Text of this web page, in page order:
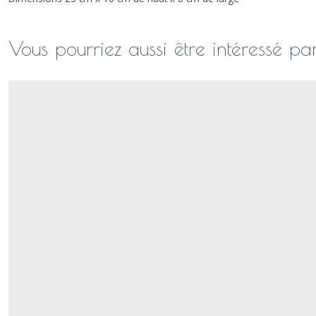
Vous pourriez aussi être intéressé